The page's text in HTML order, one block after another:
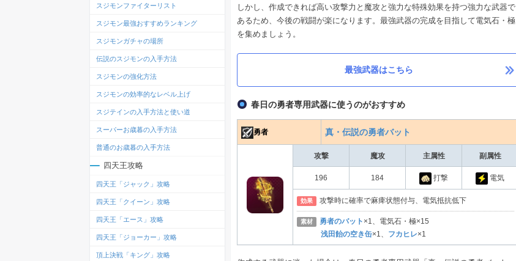
しかし、作成できれば高い攻撃力と魔攻と強力な特殊効果を持つ強力な武器で
あるため、今後の戦闘が楽になります。最強武器の完成を目指して電気石・極
を集めましょう。
最強武器はこちら
春日の勇者専用武器に使うのがおすすめ
勇者 真・伝説の勇者バット
攻撃 魔攻 主属性 副属性
196 184 打撃 電気
効果 攻撃時に確率で麻痺状態付与、電気抵抗低下
素材 勇者のバット ×1、電気石・極×15
浅田飴の空き缶×1、 フカヒレ×1
スジモンファイターリスト
スジモン最強おすすめランキング
スジモンガチャの場所
伝説のスジモンの入手方法
スジモンの強化方法
スジモンの効率的なレベル上げ
スジテインの入手方法と使い道
スーパーお歳暮の入手方法
普通のお歳暮の入手方法
四天王攻略
四天王「ジャック」攻略
四天王「クイーン」攻略
四天王「エース」攻略
四天王「ジョーカー」攻略
頂上決戦「キング」攻略